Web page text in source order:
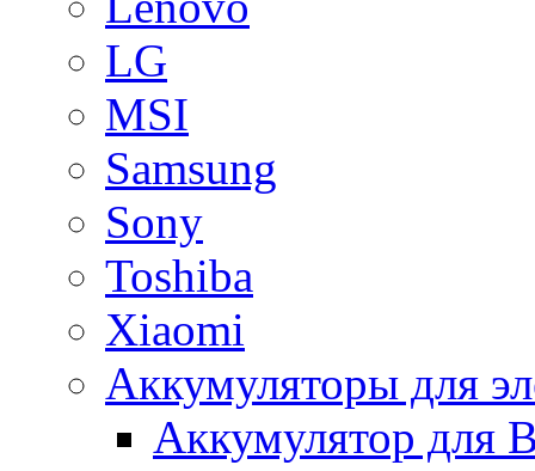
LG
MSI
Samsung
Sony
Toshiba
Xiaomi
Аккумуляторы для
Аккумулятор для